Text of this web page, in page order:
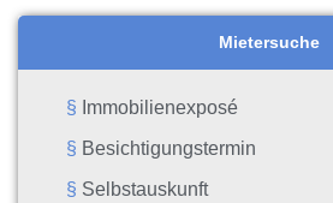
Mietersuche
Immobilienexposé
Besichtigungstermin
Selbstauskunft